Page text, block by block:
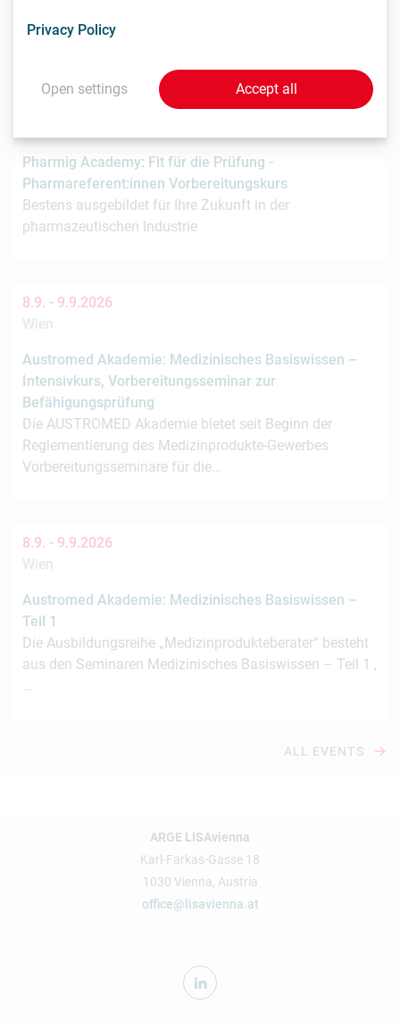
pharmazeutischen Industrie
Pharmig Academy: Fit für die Prüfung -
Pharmareferent:innen Vorbereitungskurs
Bestens ausgebildet für Ihre Zukunft in der
pharmazeutischen Industrie
8.9. - 9.9.2026
Wien
Austromed Akademie: Medizinisches Basiswissen –
Intensivkurs, Vorbereitungsseminar zur
Befähigungsprüfung
Die AUSTROMED Akademie bietet seit Beginn der
Reglementierung des Medizinprodukte-Gewerbes
Vorbereitungsseminare für die…
8.9. - 9.9.2026
Wien
Austromed Akademie: Medizinisches Basiswissen –
Teil 1
Die Ausbildungsreihe „Medizinprodukteberater“ besteht
aus den Seminaren Medizinisches Basiswissen – Teil 1 ,
…
ALL EVENTS
ARGE LISAvienna
Karl-Farkas-Gasse 18
1030 Vienna, Austria
office@lisavienna.at
Privacy Policy
Open settings Accept all